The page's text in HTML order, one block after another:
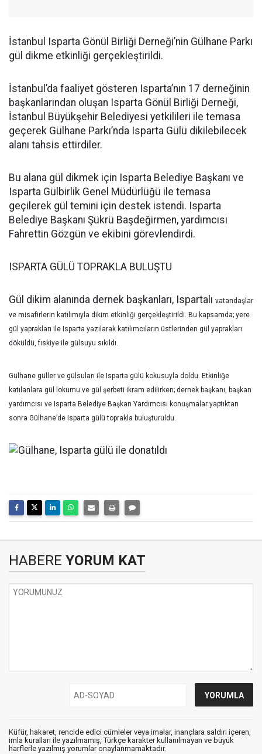
İstanbul Isparta Gönül Birliği Derneği’nin Gülhane Parkı
gül dikme etkinliği gerçekleştirildi.
İstanbul’da faaliyet gösteren Isparta’nın 17 derneğinin
başkanlarından oluşan Isparta Gönül Birliği Derneği,
İstanbul Büyükşehir Belediyesi yetkilileri ile temasa
geçerek Gülhane Parkı’nda Isparta Gülü dikilebilecek
alanı tahsis ettirdiler.
Bu alana gül dikmek için Isparta Belediye Başkanı ve
Isparta Gülbirlik Genel Müdürlüğü ile temasa
geçilerek gül temini için destek istendi. Isparta
Belediye Başkanı Şükrü Başdeğirmen, yardımcısı
Fahrettin Gözgün ve ekibini görevlendirdi.
ISPARTA GÜLÜ TOPRAKLA BULUŞTU
Gül dikim alanında dernek başkanları, Ispartalı vatandaşlar
ve misafirlerin katılımıyla dikim etkinliği gerçekleştirildi. Bu kapsamda; yere
gül yaprakları ile Isparta yazılarak katılımcıların üstlerinden gül yaprakları
döküldü, fıskiye ile gülsuyu sıkıldı.
Gülhane güller ve gülsuları ile Isparta gülü kokusuyla doldu. Etkinliğe
katılanlara gül lokumu ve gül şerbeti ikram edilirken; dernek başkanı, başkan
yardımcısı ve Isparta Belediye Başkan Yardımcısı konuşmalar yaptıktan
sonra Gülhane’de Isparta gülü toprakla buluşturuldu.
HABERE YORUM KAT
Küfür, hakaret, rencide edici cümleler veya imalar, inançlara saldırı içeren,
imla kuralları ile yazılmamış, Türkçe karakter kullanılmayan ve büyük
harflerle yazılmış yorumlar onaylanmamaktadır.